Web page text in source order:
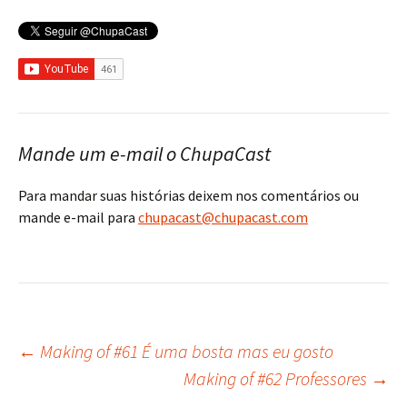
Mande um e-mail o ChupaCast
Para mandar suas histórias deixem nos comentários ou
mande e-mail para chupacast@chupacast.com
Navegação
← Making of #61 É uma bosta mas eu gosto
Making of #62 Professores →